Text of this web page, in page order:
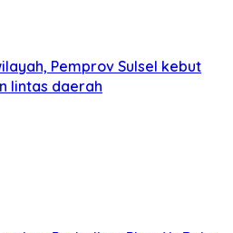
Pemprov Sulsel kebut
lintas daerah